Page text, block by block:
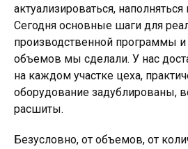
актуализироваться, наполняться
Сегодня основные шаги для
производственной программы и
объемов мы сделали. У нас
на каждом участке цеха,
оборудование задублированы,
расшиты.
Безусловно, от объемов, от